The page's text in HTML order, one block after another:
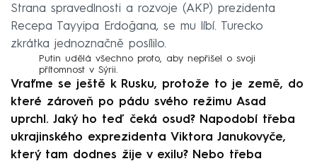
Strana spravedlnosti a rozvoje (AKP) prezidenta
Recepa Tayyipa Erdoğana, se mu líbí. Turecko
zkrátka jednoznačně posílilo.
Putin udělá všechno proto, aby nepřišel o svoji
přítomnost v Sýrii.
Vraťme se ještě k Rusku, protože to je země, do
které zároveň po pádu svého režimu Asad
uprchl. Jaký ho teď čeká osud? Napodobí třeba
ukrajinského exprezidenta Viktora Janukovyče,
který tam dodnes žije v exilu? Nebo třeba